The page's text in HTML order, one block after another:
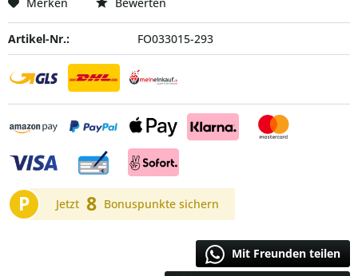
Artikel-Nr.: FO033015-293
P Jetzt 8 Bonuspunkte sichern
Mit Freunden teilen